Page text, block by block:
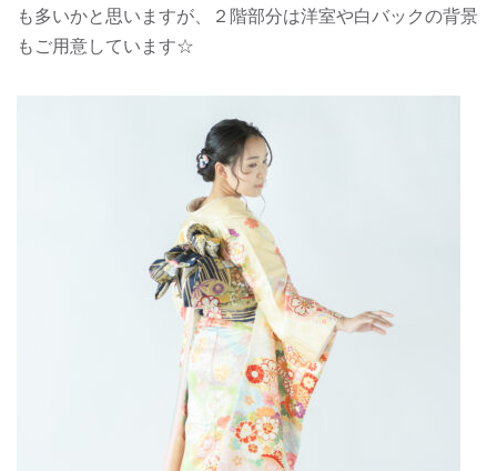
も多いかと思いますが、２階部分は洋室や白バックの背景
もご用意しています☆